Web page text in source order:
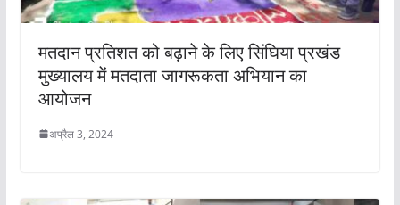
मतदान प्रतिशत को बढ़ाने के लिए सिंघिया प्रखंड
मुख्यालय में मतदाता जागरूकता अभियान का
आयोजन
अप्रैल 3, 2024